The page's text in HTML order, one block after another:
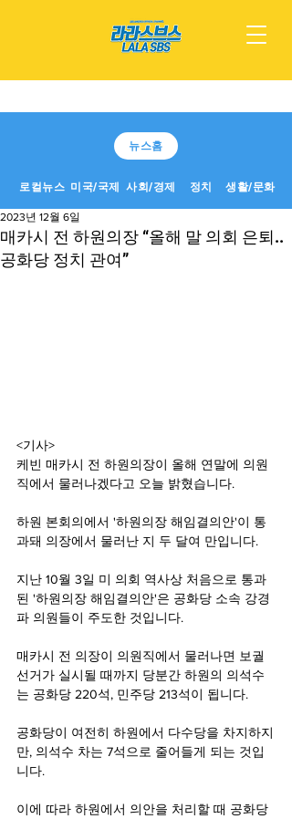
뉴스홈
로컬뉴스 미국/국제 사회/경제 정치 생활/문화
매카시 전 하원의장 “올해 말 의회 은퇴..
공화당 정치 관여”
2023년 12월 6일
<기사>
케빈 매카시 전 하원의장이 올해 연말에 의원
직에서 물러나겠다고 오늘 밝혔습니다.
하원 본회의에서 '하원의장 해임결의안'이 통
과돼 의장에서 물러난 지 두 달여 만입니다.
지난 10월 3일 미 의회 역사상 처음으로 통과
된 '하원의장 해임결의안'은 공화당 소속 강경
파 의원들이 주도한 것입니다.
매카시 전 의장이 의원직에서 물러나면 보궐
선거가 실시될 때까지 당분간 하원의 의석수
는 공화당 220석, 민주당 213석이 됩니다.
공화당이 여전히 하원에서 다수당을 차지하지
만, 의석수 차는 7석으로 줄어들게 되는 것입
니다.
이에 따라 하원에서 의안을 처리할 때 공화당